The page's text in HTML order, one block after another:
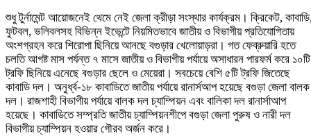
শুধু টুর্নামেন্ট আয়োজনেই থেমে নেই জেলা ক্রীড়া সংস্থার কার্যক্রম। ক্রিকেট,
ফুটবল, ভলিবলসহ বিভিন্ন ইভেন্টে নিয়মিতভাবে জাতীয় ও বিভাগীয় প্রতিযোগিতায়
অংশগ্রহন করে শিরোপা ছিনিয়ে আনছে বগুড়ার খেলোয়াড়রা। গত ফেব্রুয়ারি হতে
চলতি আগষ্ট মাস পর্যন্ত ৭ মাসে জাতীয় ও বিভাগীয় পর্যায়ে অসাধারন পারফর্ম করে ১০টি
ট্রফি ছিনিয়ে এনেছে বগুড়ার ছেলে ও মেয়েরা। সবচেয়ে বেশি ৫টি ট্রফি জিতেছে
কাবাডি দল। অনুর্ধ্ব-১৮ কাবাডিতে জাতীয় পর্যায়ে রানার্সআপ হয়েছে বগুড়া জেলা বালক
দল। রাজশাহী বিভাগীয় পর্যায়ে বালক দল চ্যাম্পিয়ন এবং বালিকা দল রানার্সাআপ
হয়েছে। কাবাডিতে সম্প্রতি জাতীয় চ্যাম্পিয়নশীপে বগুড়া জেলা পুরুষ ও নারী দল
বিভাগীয় চ্যাম্পিয়ন হওয়ার গৌরব অর্জন করে।